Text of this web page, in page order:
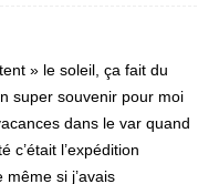
» le soleil, ça fait du
super souvenir pour moi
dans le var quand
c’était l’expédition
si j’avais